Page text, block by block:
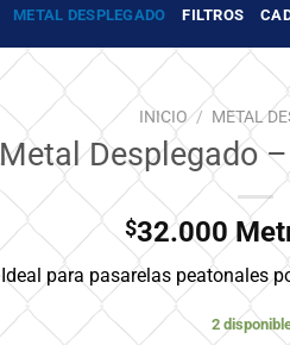
METAL DESPLEGADO FILTROS
INICIO / METAL
Metal Desplegado
$32.000
Ideal para pasarelas peatonales
2